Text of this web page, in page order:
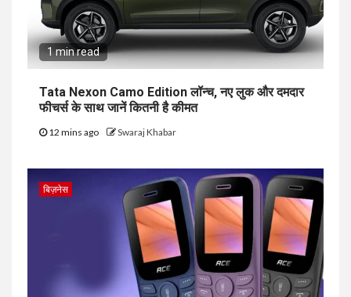
1 min read
Tata Nexon Camo Edition लॉन्च, नए लुक और दमदार
फीचर्स के साथ जानें कितनी है कीमत
12 mins ago Swaraj Khabar
बिज़नेस